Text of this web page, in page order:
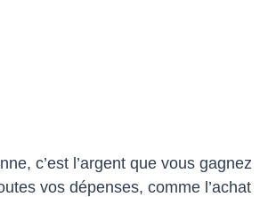
c’est l’argent que vous gagnez
vos dépenses, comme l’achat